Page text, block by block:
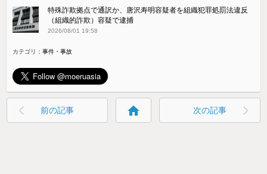
特殊詐欺拠点で通訳か、唐沢寿明容疑者を組織犯罪処罰法違反
（組織的詐欺）容疑で逮捕
2026/08/01 19:58
カテゴリ：事件・事故
前の記事 home 次の記事